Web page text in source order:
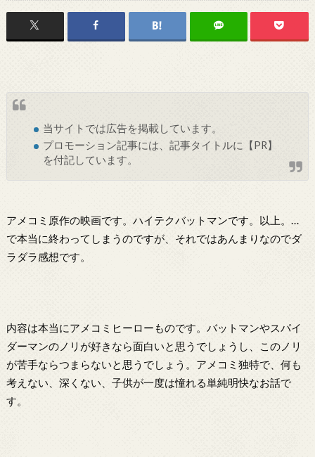
当サイトでは広告を掲載しています。
プロモーション記事には、記事タイトルに【PR】
を付記しています。
アメコミ原作の映画です。ハイテクバットマンです。以上。…
で本当に終わってしまうのですが、それではあんまりなのでダ
ラダラ感想です。
内容は本当にアメコミヒーローものです。バットマンやスパイ
ダーマンのノリが好きなら面白いと思うでしょうし、このノリ
が苦手ならつまらないと思うでしょう。アメコミ独特で、何も
考えない、深くない、子供が一度は憧れる単純明快なお話で
す。